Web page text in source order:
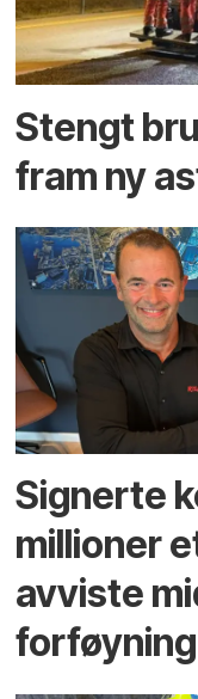
Stengt
fram ny
Signerte
millioner
avviste
forføyning